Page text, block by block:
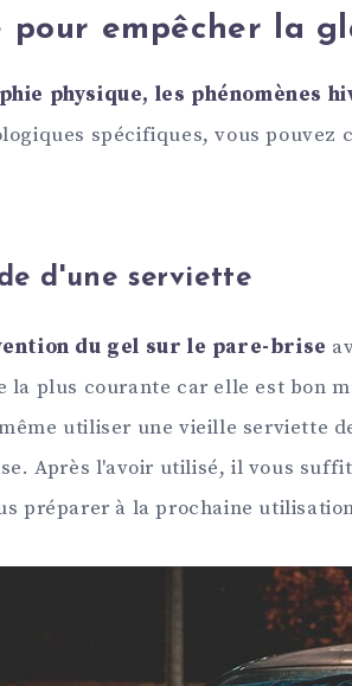
pour empêcher la
physique, les phénomènes
spécifiques, vous pouvez
d'une serviette
du gel sur le pare-brise
la plus courante car elle est bon
utiliser une vieille serviette
Après l'avoir utilisé, il vous
préparer à la prochaine